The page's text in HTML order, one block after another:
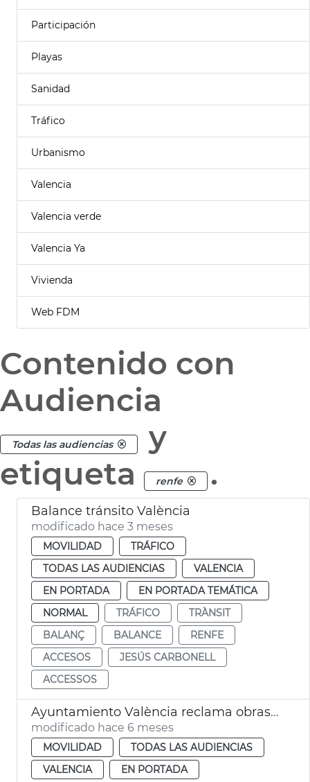
Participación
Playas
Sanidad
Tráfico
Urbanismo
Valencia
Valencia verde
Valencia Ya
Vivienda
Web FDM
Contenido con
Audiencia
Todas las audiencias
y
etiqueta
renfe .
Balance tránsito València
modificado hace 3 meses
MOVILIDAD
TRÁFICO
TODAS LAS AUDIENCIAS
VALENCIA
EN PORTADA
EN PORTADA TEMÁTICA
NORMAL
TRÁFICO
TRÀNSIT
BALANÇ
BALANCE
RENFE
ACCESOS
JESÚS CARBONELL
ACCESSOS
Ayuntamiento València reclama obras mejora líneas AVE y Cercanías
modificado hace 6 meses
MOVILIDAD
TODAS LAS AUDIENCIAS
VALENCIA
EN PORTADA